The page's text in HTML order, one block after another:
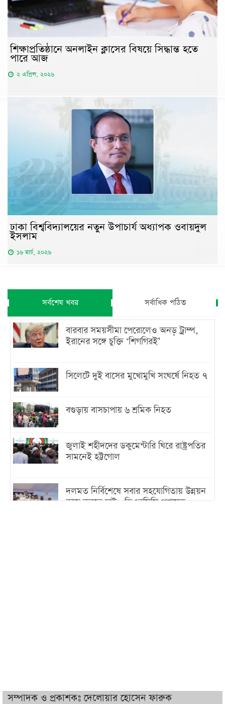
শিক্ষাপ্রতিষ্ঠানে অনলাইন ক্লাসের বিষয়ে সিদ্ধান্ত হতে
পারে আজ
২ এপ্রিল, ২০২৬
ঢাকা বিশ্ববিদ্যালয়ের নতুন উপাচার্য অধ্যাপক ওবায়দুল
ইসলাম
১৬ মার্চ, ২০২৬
সর্বশেষ খবর সর্বাধিক পঠিত
বারবার সময়সীমা পেরোলেও অনড় ট্রাম্প,
ইরানের সঙ্গে চুক্তি ‘শিগগিরই’
সিলেটে দুই বাসের মুখোমুখি সংঘর্ষে নিহত ৭
বগুড়ায় বাসচাপায় ৬ শ্রমিক নিহত
জুলাই শহীদদের ডকুমেন্টারি ঘিরে রাষ্ট্রপতির
সামনেই হট্টগোল
দলমত নির্বিশেষে সবার সহযোগিতায় উন্নয়ন
কাজ করতে চাই : ডিএনসিসি প্রশাসক
সম্পাদক ও প্রকাশকঃ দেলোয়ার হোসেন ফারুক